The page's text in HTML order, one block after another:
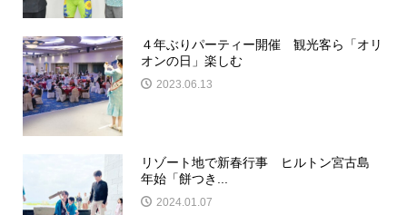
４年ぶりパーティー開催 観光客ら「オリ
オンの日」楽しむ
2023.06.13
リゾート地で新春行事 ヒルトン宮古島
年始「餅つき...
2024.01.07